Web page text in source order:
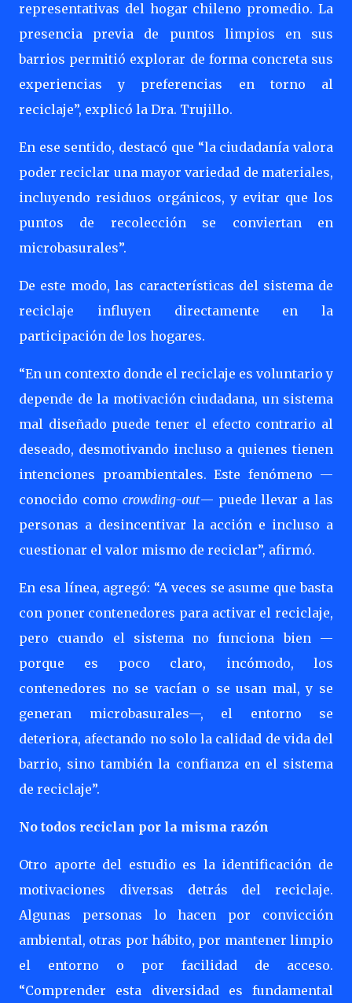
representativas del hogar chileno promedio. La
presencia previa de puntos limpios en sus
barrios permitió explorar de forma concreta sus
experiencias y preferencias en torno al
reciclaje”, explicó la Dra. Trujillo.
En ese sentido, destacó que “la ciudadanía valora
poder reciclar una mayor variedad de materiales,
incluyendo residuos orgánicos, y evitar que los
puntos de recolección se conviertan en
microbasurales”.
De este modo, las características del sistema de
reciclaje influyen directamente en la
participación de los hogares.
“En un contexto donde el reciclaje es voluntario y
depende de la motivación ciudadana, un sistema
mal diseñado puede tener el efecto contrario al
deseado, desmotivando incluso a quienes tienen
intenciones proambientales. Este fenómeno —
conocido como crowding-out— puede llevar a las
personas a desincentivar la acción e incluso a
cuestionar el valor mismo de reciclar”, afirmó.
En esa línea, agregó: “A veces se asume que basta
con poner contenedores para activar el reciclaje,
pero cuando el sistema no funciona bien —
porque es poco claro, incómodo, los
contenedores no se vacían o se usan mal, y se
generan microbasurales—, el entorno se
deteriora, afectando no solo la calidad de vida del
barrio, sino también la confianza en el sistema
de reciclaje”.
No todos reciclan por la misma razón
Otro aporte del estudio es la identificación de
motivaciones diversas detrás del reciclaje.
Algunas personas lo hacen por convicción
ambiental, otras por hábito, por mantener limpio
el entorno o por facilidad de acceso.
“Comprender esta diversidad es fundamental